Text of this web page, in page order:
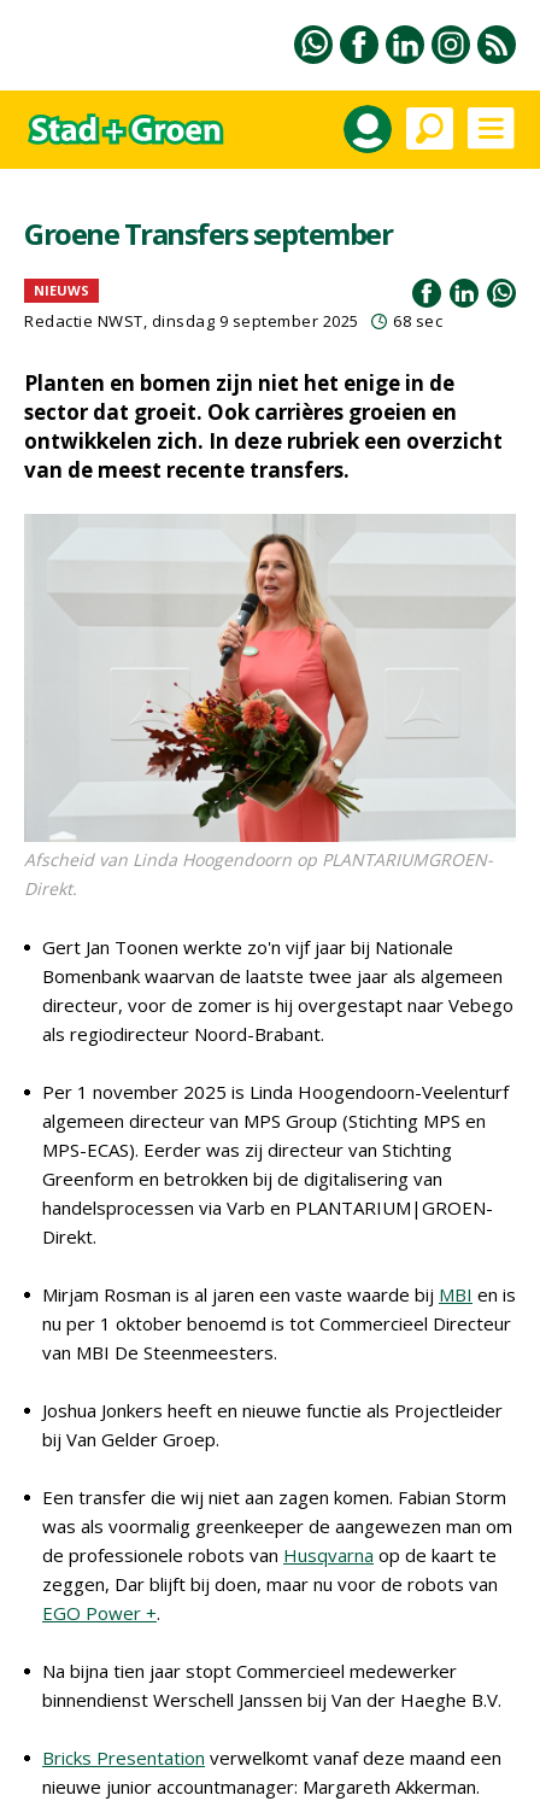
Groene Transfers september
NIEUWS
Redactie NWST, dinsdag 9 september 2025 68 sec
Planten en bomen zijn niet het enige in de
sector dat groeit. Ook carrières groeien en
ontwikkelen zich. In deze rubriek een overzicht
van de meest recente transfers.
Afscheid van Linda Hoogendoorn op PLANTARIUMGROEN-
Direkt.
Gert Jan Toonen werkte zo'n vijf jaar bij Nationale
Bomenbank waarvan de laatste twee jaar als algemeen
directeur, voor de zomer is hij overgestapt naar Vebego
als regiodirecteur Noord-Brabant.
Per 1 november 2025 is Linda Hoogendoorn-Veelenturf
algemeen directeur van MPS Group (Stichting MPS en
MPS-ECAS). Eerder was zij directeur van Stichting
Greenform en betrokken bij de digitalisering van
handelsprocessen via Varb en PLANTARIUM|GROEN-
Direkt.
Mirjam Rosman is al jaren een vaste waarde bij MBI en is
nu per 1 oktober benoemd is tot Commercieel Directeur
van MBI De Steenmeesters.
Joshua Jonkers heeft en nieuwe functie als Projectleider
bij Van Gelder Groep.
Een transfer die wij niet aan zagen komen. Fabian Storm
was als voormalig greenkeeper de aangewezen man om
de professionele robots van Husqvarna op de kaart te
zeggen, Dar blijft bij doen, maar nu voor de robots van
EGO Power +.
Na bijna tien jaar stopt Commercieel medewerker
binnendienst Werschell Janssen bij Van der Haeghe B.V.
Bricks Presentation verwelkomt vanaf deze maand een
nieuwe junior accountmanager: Margareth Akkerman.